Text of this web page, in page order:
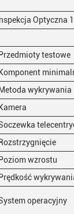
Optyczna
Przedmioty testowe
Komponent
Metoda wykrywania
Kamera
Rozstrzygnięcie
Poziom wzrostu
Prędkość
operacyjny